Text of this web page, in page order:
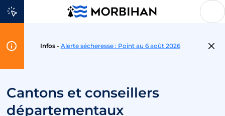
Aller au contenu
Infos - Alerte sécheresse : Point au 6 août 2026
Cantons et conseillers
départementaux